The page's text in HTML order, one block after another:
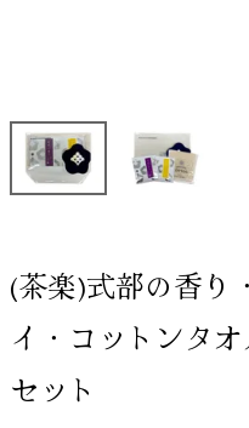
(茶楽)式部の香り
イ・コットンタ
セット